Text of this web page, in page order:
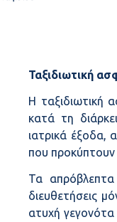
Ταξιδιωτική
Η ταξιδιωτική
κατά τη
ιατρικά έξοδα,
που προκύπτουν
Τα
διευθετήσεις
ατυχή γεγονότα